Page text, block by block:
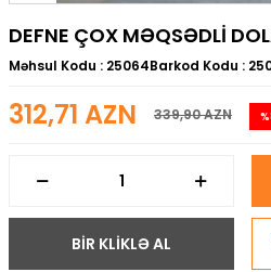
DEFNE ÇOX MƏQSƏDLI
Məhsul Kodu : 25064Barkod Kodu :
339,90AZN
312,71 AZN %
BİR KLİKLƏ AL